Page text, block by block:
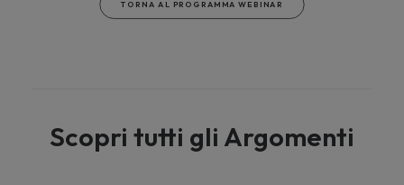
TORNA AL PROGRAMMA WEBINAR
Scopri tutti gli Argomenti